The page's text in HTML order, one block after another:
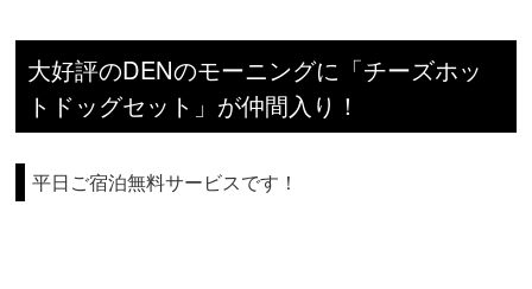
大好評のDENのモーニングに「チーズホッ
トドッグセット」が仲間入り！
平日ご宿泊無料サービスです！